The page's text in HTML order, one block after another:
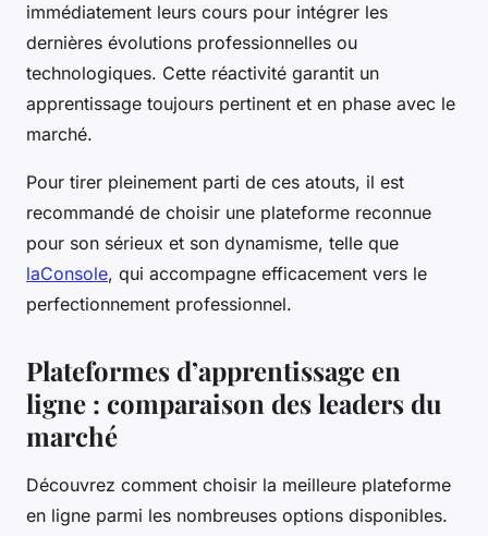
immédiatement leurs cours pour intégrer les
dernières évolutions professionnelles ou
technologiques. Cette réactivité garantit un
apprentissage toujours pertinent et en phase avec le
marché.
Pour tirer pleinement parti de ces atouts, il est
recommandé de choisir une plateforme reconnue
pour son sérieux et son dynamisme, telle que
laConsole, qui accompagne efficacement vers le
perfectionnement professionnel.
Plateformes d’apprentissage en
ligne : comparaison des leaders du
marché
Découvrez comment choisir la meilleure plateforme
en ligne parmi les nombreuses options disponibles.